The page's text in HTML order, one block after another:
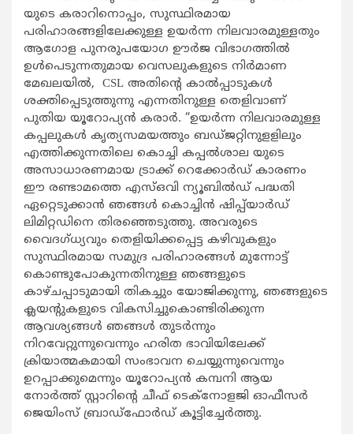
യുടെ കരാറിനൊപ്പം, സുസ്ഥിരമായ
പരിഹാരങ്ങളിലേക്കുള്ള ഉയർന്ന നിലവാരമുള്ളതും
ആഗോള പുനരുപയോഗ ഊർജ വിഭാഗത്തിൽ
ഉൾപെടുന്നതുമായ വെസലുകളുടെ നിർമാണ
മേഖലയിൽ, CSL അതിൻ്റെ കാൽപ്പാടുകൾ
ശക്തിപ്പെടുത്തുന്നു എന്നതിനുള്ള തെളിവാണ്
പുതിയ യൂറോപ്യൻ കരാർ. “ഉയർന്ന നിലവാരമുള്ള
കപ്പലുകൾ കൃത്യസമയത്തും ബഡ്ജറ്റിനുളളിലും
എത്തിക്കുന്നതിലെ കൊച്ചി കപ്പൽശാല യുടെ
അസാധാരണമായ ട്രാക്ക് റെക്കോർഡ് കാരണം
ഈ രണ്ടാമത്തെ എസ്ഒവി ന്യൂബിൽഡ് പദ്ധതി
ഏറ്റെടുക്കാൻ ഞങ്ങൾ കൊച്ചിൻ ഷിപ്പ്‌യാർഡ്
ലിമിറ്റഡിനെ തിരഞ്ഞെടുത്തു. അവരുടെ
വൈദഗ്ധ്യവും തെളിയിക്കപ്പെട്ട കഴിവുകളും
സുസ്ഥിരമായ സമുദ്ര പരിഹാരങ്ങൾ മുന്നോട്ട്
കൊണ്ടുപോകുന്നതിനുള്ള ഞങ്ങളുടെ
കാഴ്ചപ്പാടുമായി തികച്ചും യോജിക്കുന്നു, ഞങ്ങളുടെ
ക്ലയൻ്റുകളുടെ വികസിച്ചുകൊണ്ടിരിക്കുന്ന
ആവശ്യങ്ങൾ ഞങ്ങൾ തുടർന്നും
നിറവേറ്റുന്നുവെന്നും ഹരിത ഭാവിയിലേക്ക്
ക്രിയാത്മകമായി സംഭാവന ചെയ്യുന്നുവെന്നും
ഉറപ്പാക്കുമെന്നും യൂറോപ്യൻ കമ്പനി ആയ
നോർത്ത് സ്റ്റാറിൻ്റെ ചീഫ് ടെക്നോളജി ഓഫീസർ
ജെയിംസ് ബ്രാഡ്ഫോർഡ് കൂട്ടിച്ചേർത്തു.